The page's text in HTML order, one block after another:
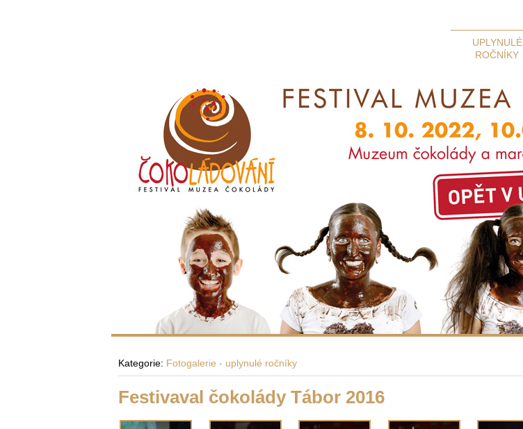
UPLYNULÉ
ROČNÍKY
Kategorie: Fotogalerie - uplynulé ročníky
Festivaval čokolády Tábor 2016